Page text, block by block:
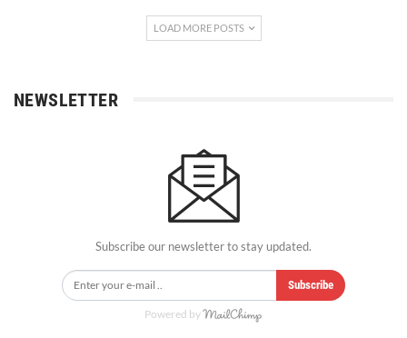
LOAD MORE POSTS
NEWSLETTER
Subscribe our newsletter to stay updated.
Subscribe
Powered by